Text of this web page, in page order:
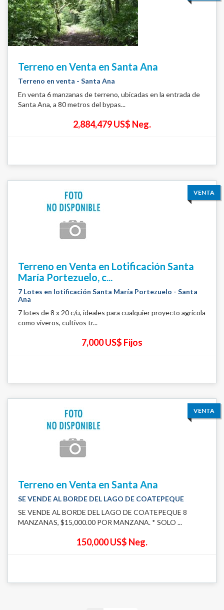
Terreno en Venta en Santa Ana
Terreno en venta - Santa Ana
En venta 6 manzanas de terreno, ubicadas en la entrada de
Santa Ana, a 80 metros del bypas...
2,884,479 US$ Neg.
VENTA
Terreno en Venta en Lotificación Santa
María Portezuelo, c...
7 Lotes en lotificación Santa María Portezuelo - Santa
Ana
7 lotes de 8 x 20 c/u, ideales para cualquier proyecto agrícola
como viveros, cultivos tr...
7,000 US$ Fijos
VENTA
Terreno en Venta en Santa Ana
SE VENDE AL BORDE DEL LAGO DE COATEPEQUE
SE VENDE AL BORDE DEL LAGO DE COATEPEQUE 8
MANZANAS, $15,000.00 POR MANZANA. * SOLO ...
150,000 US$ Neg.